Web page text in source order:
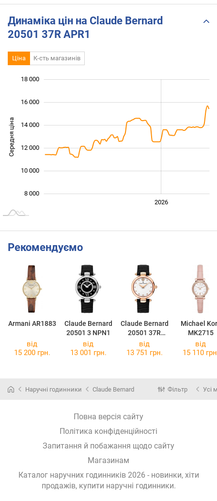
Динаміка цін на Claude Bernard
20501 37R APR1
Ціна К-сть магазинів
Середня ціна
8 000
10 000
12 000
14 000
16 000
18 000
2026
Рекомендуємо
Armani AR1883
Claude Bernard
20501 3 NPN1
Claude Bernard
20501 37R
APR2
Michael
MK2715
від
15 200 грн.
від
13 001 грн.
від
13 751 грн.
від
15 110
Наручні годинники Claude Bernard Фільтр Усі
Повна версія сайту
Політика конфіденційності
Запитання й побажання щодо сайту
Магазинам
Каталог наручних годинників 2026 - новинки, хіти
продажів, купити наручні годинники.